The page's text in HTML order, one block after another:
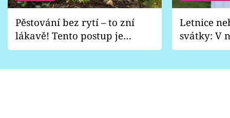
Pěstování bez rytí – to zní
lákavě! Tento postup je
vhodný jen pro některé
Letnice
svátky: V
pondělí